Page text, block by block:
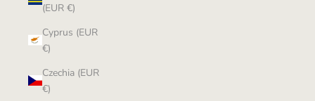
(EUR €)
Cyprus (EUR
€)
Czechia (EUR
€)